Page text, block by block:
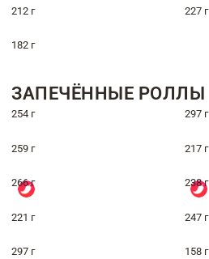
212 г 227 г
182 г
ЗАПЕЧЁННЫЕ РОЛЛЫ
254 г 297 г
259 г 217 г
266 г 238 г
221 г 247 г
297 г 158 г